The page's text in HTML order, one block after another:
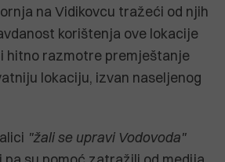
na Vidikovcu tražeći od njih
korištenja ove lokacije
hitno razmotre premještanje
lokaciju, izvan naseljenog
"žali se upravi Vodovoda"